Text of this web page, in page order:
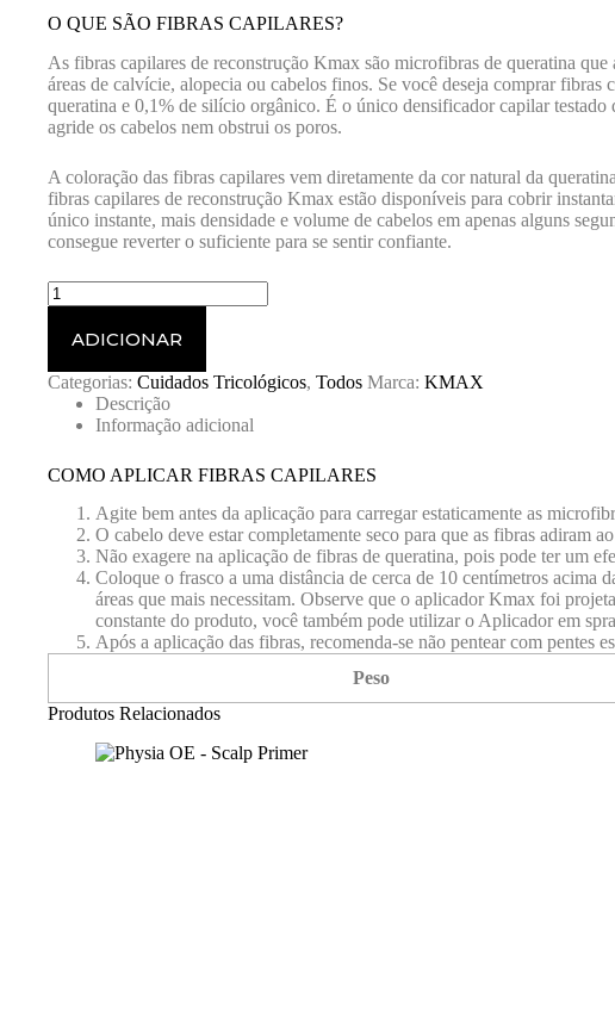
O QUE SÃO FIBRAS CAPILARES?
As fibras capilares de reconstrução Kmax são microfibras de queratina
áreas de calvície, alopecia ou cabelos finos. Se você deseja comprar
queratina e 0,1% de silício orgânico. É o único densificador capilar
agride os cabelos nem obstrui os poros.
A coloração das fibras capilares vem diretamente da cor natural da
fibras capilares de reconstrução Kmax estão disponíveis para cobrir
único instante, mais densidade e volume de cabelos em apenas alguns
consegue reverter o suficiente para se sentir confiante.
Quantidade
de
Fibras
capilares
K-
Max
gramas
ADICIONAR
Categorias: Cuidados Tricológicos, Todos Marca: KMAX
Descrição
Informação adicional
COMO APLICAR FIBRAS CAPILARES
Agite bem antes da aplicação para carregar estaticamente as
O cabelo deve estar completamente seco para que as fibras adiram
Não exagere na aplicação de fibras de queratina, pois pode ter um
Coloque o frasco a uma distância de cerca de 10 centímetros acima
áreas que mais necessitam. Observe que o aplicador Kmax foi
constante do produto, você também pode utilizar o Aplicador em
Após a aplicação das fibras, recomenda-se não pentear com pentes
Peso
Produtos Relacionados